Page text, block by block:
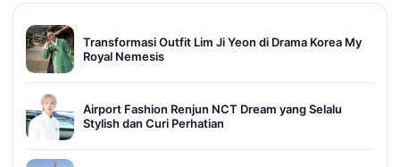
Transformasi Outfit Lim Ji Yeon di Drama Korea My
Royal Nemesis
Airport Fashion Renjun NCT Dream yang Selalu
Stylish dan Curi Perhatian